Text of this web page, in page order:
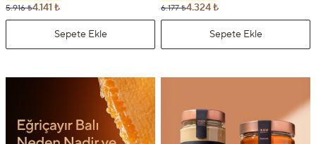
5.916 ₺4.141 ₺
Sepete Ekle
6.177 ₺4.324 ₺
Sepete Ekle